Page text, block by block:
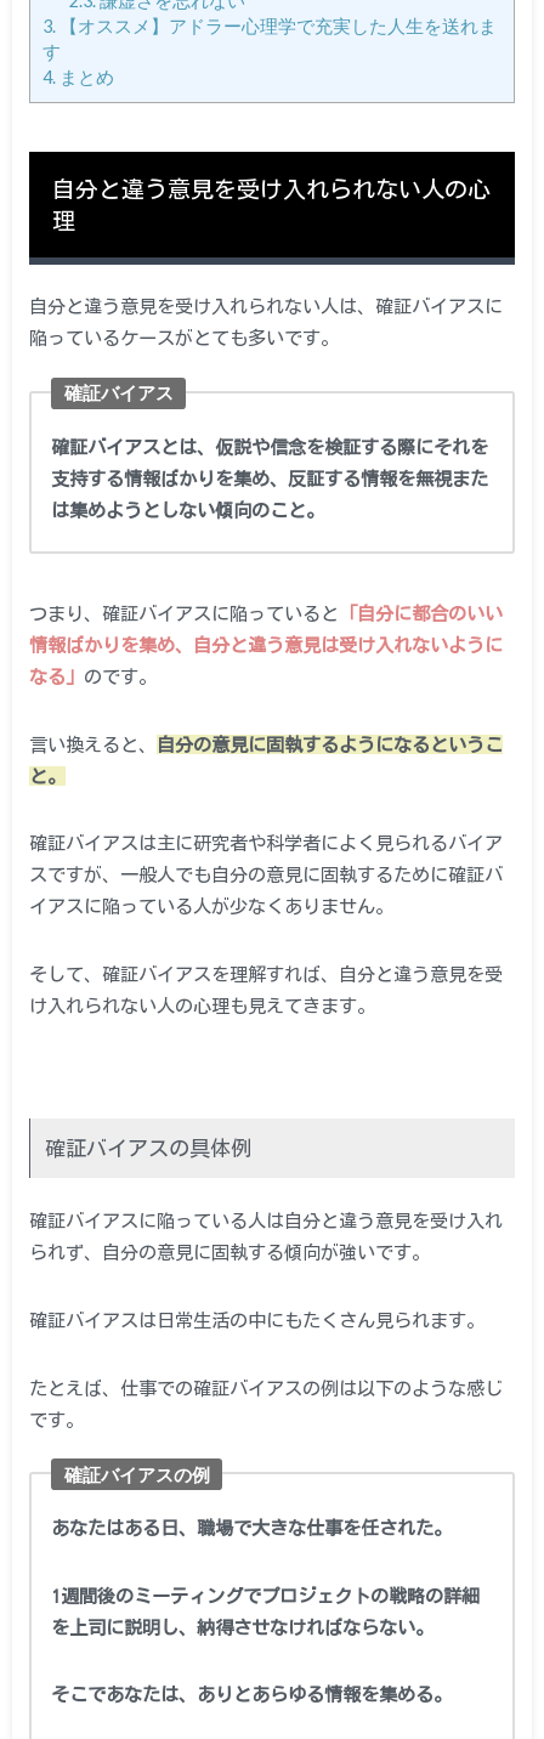
3.【オススメ】アドラー心理学で充実した人生を送れま
す
4.まとめ
自分と違う意見を受け入れられない人の心
理
自分と違う意見を受け入れられない人は、確証バイアスに
陥っているケースがとても多いです。
確証バイアス
確証バイアスとは、仮説や信念を検証する際にそれを
支持する情報ばかりを集め、反証する情報を無視また
は集めようとしない傾向のこと。
つまり、確証バイアスに陥っていると
「自分に都合のいい
情報ばかりを集め、自分と違う意見は受け入れないように
なる」 のです。
言い換えると、
自分の意見に固執するようになるというこ
と。
確証バイアスは主に研究者や科学者によく見られるバイア
スですが、一般人でも自分の意見に固執するために確証バ
イアスに陥っている人が少なくありません。
そして、確証バイアスを理解すれば、自分と違う意見を受
け入れられない人の心理も見えてきます。
確証バイアスの具体例
確証バイアスに陥っている人は自分と違う意見を受け入れ
られず、自分の意見に固執する傾向が強いです。
確証バイアスは日常生活の中にもたくさん見られます。
たとえば、仕事での確証バイアスの例は以下のような感じ
です。
確証バイアスの例
あなたはある日、職場で大きな仕事を任された。
1週間後のミーティングでプロジェクトの戦略の詳細
を上司に説明し、納得させなければならない。
そこであなたは、ありとあらゆる情報を集める。